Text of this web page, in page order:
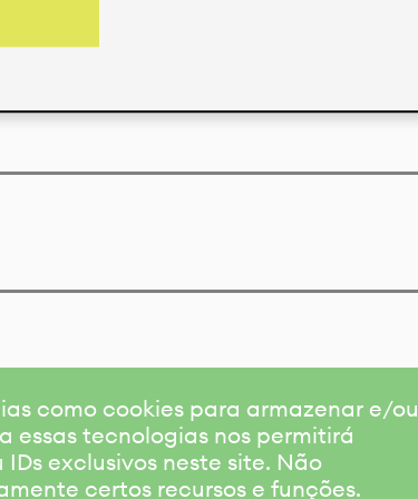
como cookies para armazenar e/ou
essas tecnologias nos permitirá
exclusivos neste site. Não
certos recursos e funções.